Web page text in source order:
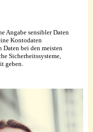
Angabe sensibler Daten
Kontodaten
Daten bei den meisten
Sicherheitssysteme,
geben.